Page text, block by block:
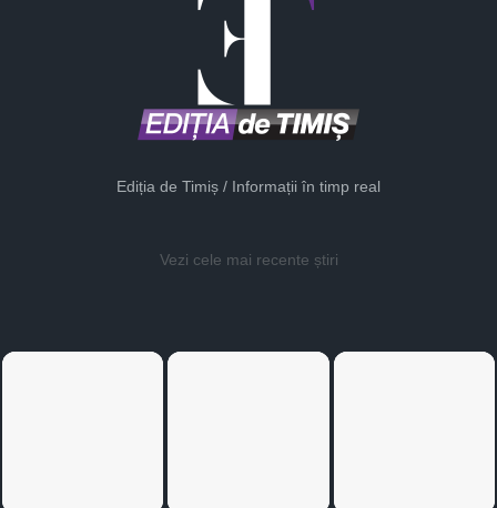
Ediția de Timiș / Informații în timp real
Vezi cele mai recente știri